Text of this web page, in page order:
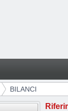
BILANCI